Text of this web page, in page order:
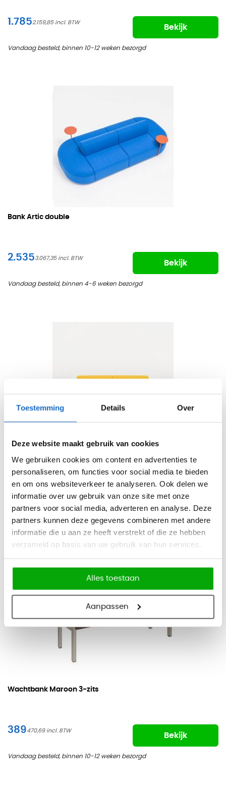
Toestemming Details Over
Deze website maakt gebruik van cookies
We gebruiken cookies om content en advertenties te
personaliseren, om functies voor social media te bieden
en om ons websiteverkeer te analyseren. Ook delen we
informatie over uw gebruik van onze site met onze
partners voor social media, adverteren en analyse. Deze
partners kunnen deze gegevens combineren met andere
informatie die u aan ze heeft verstrekt of die ze hebben
verzameld op basis van uw gebruik van hun services.
Alles toestaan
Aanpassen
1.7852.159,85
Bekijk
Vandaag besteld, binnen 10-12 weken bezorgd
Bank Artic double
2.5353.067,35
Bekijk
Vandaag besteld, binnen 4-6 weken bezorgd
2.7593.338,39
Bekijk
Vandaag besteld, binnen 4-6 weken bezorgd
Wachtbank Maroon 3-zits
389470,69
Bekijk
Vandaag besteld, binnen 10-12 weken bezorgd